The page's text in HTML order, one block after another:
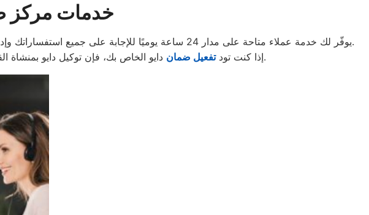
خدمات مركز
يوفّر لك خدمة عملاء متاحة على مدار 24 ساعة يوميًا للإجابة على جميع استفساراتك وإدارة مواعيد الصيانة بكل كفاءة. بمجرد التواصل معنا عبر الخط الساخن، ستحصل على دعم فوري وخدمة مميزة.
إذا كنت تودتفعيل ضمان دايو الخاص بك، فإن توكيل دايو بمنشاة الكهربائية لضمان تجربة مميزة لجميع عملائنا.